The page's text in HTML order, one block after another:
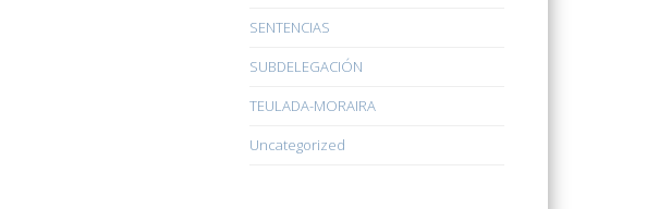
SENTENCIAS
SUBDELEGACIÓN
TEULADA-MORAIRA
Uncategorized